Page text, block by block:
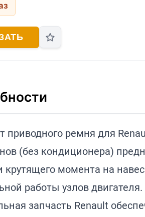
приводного ремня для
(без кондиционера)
крутящего момента на
работы узлов двигателя.
запчасть Renault